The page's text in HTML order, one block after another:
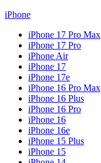
iPhone
iPhone 17 Pro Max
iPhone 17 Pro
iPhone Air
iPhone 17
iPhone 17e
iPhone 16 Pro Max
iPhone 16 Plus
iPhone 16 Pro
iPhone 16
iPhone 16e
iPhone 15 Plus
iPhone 15